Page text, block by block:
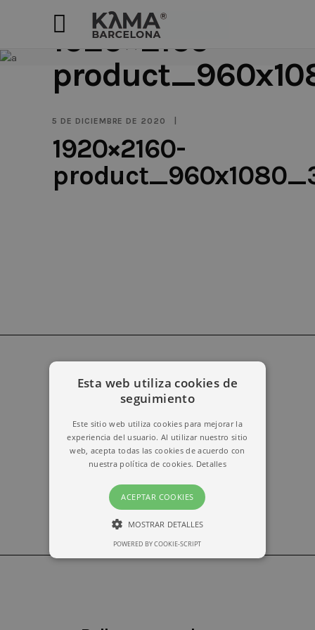
1920×2160-
5 DE DICIEMBRE DE 2020
1920×2160-
erika@kymabarcelona.com
Esta web utiliza cookies de
seguimiento
Este sitio web utiliza cookies para mejorar la
experiencia del usuario. Al utilizar nuestro sitio
web, acepta todas las cookies de acuerdo con
nuestra política de cookies. Detalles
ACEPTAR COOKIES
MOSTRAR DETALLES
POWERED BY COOKIE-SCRIPT